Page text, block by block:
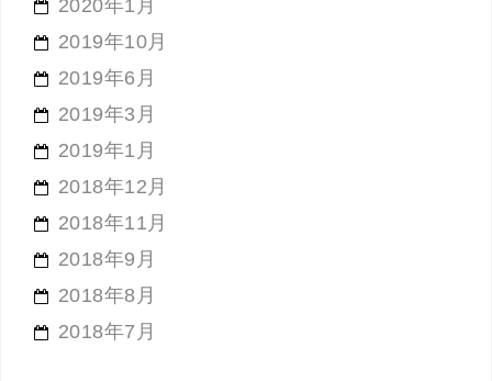
2020年1月
2019年10月
2019年6月
2019年3月
2019年1月
2018年12月
2018年11月
2018年9月
2018年8月
2018年7月